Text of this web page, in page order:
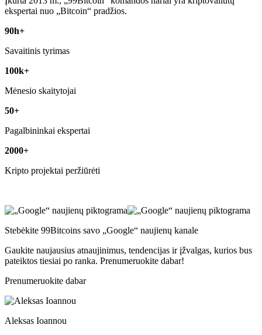
ekspertai nuo „Bitcoin“ pradžios.
90h+
Savaitinis tyrimas
100k+
Mėnesio skaitytojai
50+
Pagalbininkai ekspertai
2000+
Kripto projektai peržiūrėti
Stebėkite 99Bitcoins savo „Google“ naujienų kanale
Gaukite naujausius atnaujinimus, tendencijas ir įžvalgas, kurios bus
pateiktos tiesiai po ranka. Prenumeruokite dabar!
Prenumeruokite dabar
Aleksas Ioannou